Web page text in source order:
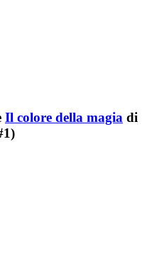
Il colore della magia di